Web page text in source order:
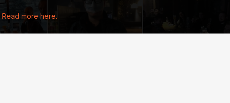
Read more here.